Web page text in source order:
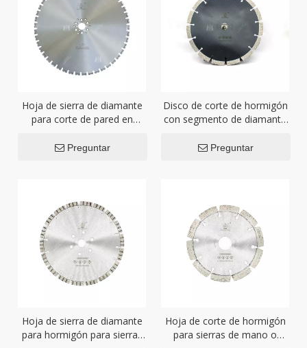
Hoja de sierra de diamante
para corte de pared en
Preguntar
Disco de corte de hormigón
con segmento de diamante
Preguntar
Hoja de sierra de diamante
para hormigón para sierras
Hoja de corte de hormigón
para sierras de mano o